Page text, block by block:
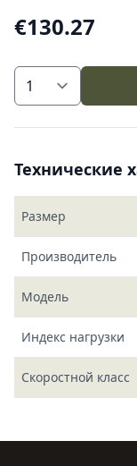
€130.27
Технические
Размер
Производитель
Модель
Индекс нагрузки
Скоростной класс